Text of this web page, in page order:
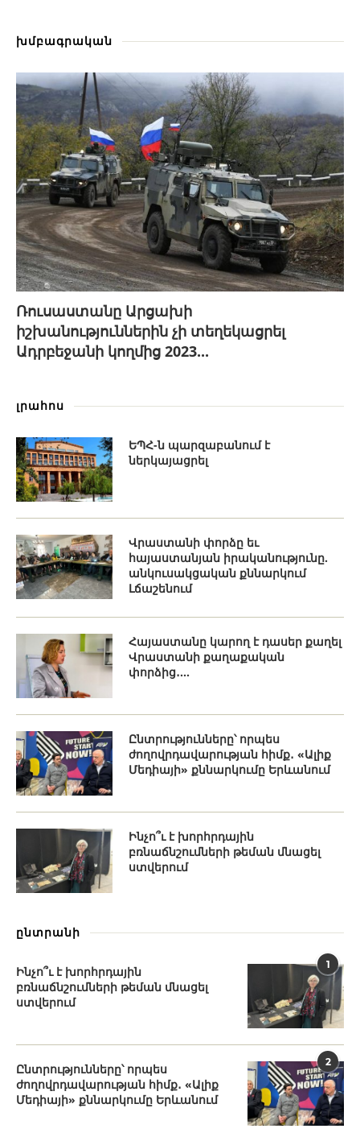
խմբագրական
Ռուսաստանը Արցախի
իշխանություններին չի տեղեկացրել
Ադրբեջանի կողմից 2023...
լրահոս
ԵՊՀ-ն պարզաբանում է
ներկայացրել
Վրաստանի փորձը եւ
հայաստանյան իրականությունը.
անկուսակցական քննարկում
Լճաշենում
Հայաստանը կարող է դասեր քաղել
Վրաստանի քաղաքական
փորձից․...
Ընտրությունները՝ որպես
ժողովրդավարության հիմք․ «Ալիք
Մեդիայի» քննարկումը Երևանում
Ինչո՞ւ է խորհրդային
բռնաճնշումների թեման մնացել
ստվերում
ընտրանի
1
Ինչո՞ւ է խորհրդային
բռնաճնշումների թեման մնացել
ստվերում
2
Ընտրությունները՝ որպես
ժողովրդավարության հիմք․ «Ալիք
Մեդիայի» քննարկումը Երևանում